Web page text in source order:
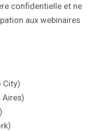
confidentielle et ne
aux webinaires
City)
Aires)